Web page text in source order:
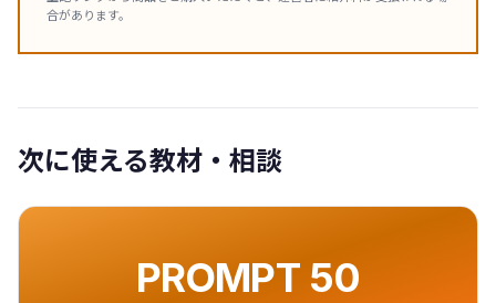
合があります。
次に使える教材・相談
PROMPT 50